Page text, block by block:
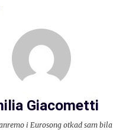
Giacometti
i Eurosong otkad sam bila